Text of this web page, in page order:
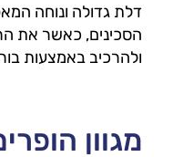
דלת גדולה ונוחה
הסכינים, כאשר את
ולהרכיב באמצעות
מגוון